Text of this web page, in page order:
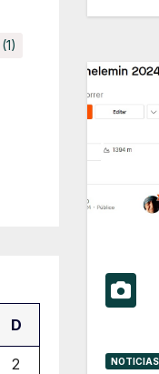
(1)
D
2
NOTICIAS